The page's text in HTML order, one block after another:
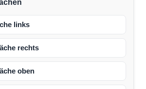
links
rechts
oben